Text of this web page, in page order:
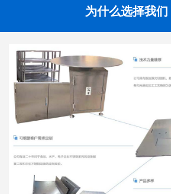
为什么选择我们